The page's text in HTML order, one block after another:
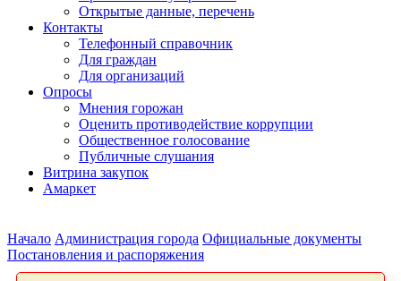
Открытые данные, перечень
Контакты
Телефонный справочник
Для граждан
Для организаций
Опросы
Мнения горожан
Оценить противодействие коррупции
Общественное голосование
Публичные слушания
Витрина закупок
Амаркет
Начало Администрация города Официальные документы
Постановления и распоряжения